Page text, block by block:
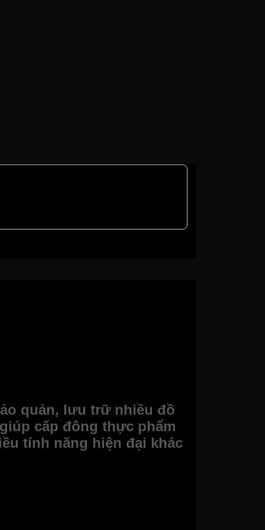
quản, lưu trữ nhiều đồ
cấp đông thực phẩm
tính năng hiện đại khác
mọi người có thể lấy và cất trữ thực phẩm
Bên cạnh việc giúp bảo quản, lưu trữ